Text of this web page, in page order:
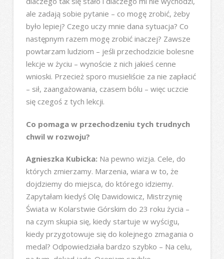
ale zadają sobie pytanie – co mogę zrobić, żeby
było lepiej? Czego uczy mnie dana sytuacja? Co
następnym razem mogę zrobić inaczej? Zawsze
powtarzam ludziom – jeśli przechodzicie bolesne
lekcje w życiu – wynoście z nich jakieś cenne
wnioski. Przecież sporo musieliście za nie zapłacić
– sił, zaangażowania, czasem bólu – więc uczcie
się czegoś z tych lekcji.
Co pomaga w przechodzeniu tych trudnych
chwil w rozwoju?
Agnieszka Kubicka: Na pewno wizja. Cele, do
których zmierzamy. Marzenia, wiara w to, że
dojdziemy do miejsca, do którego idziemy.
Zapytałam kiedyś Olę Dawidowicz, Mistrzynię
Świata w Kolarstwie Górskim do 23 roku życia –
na czym skupia się, kiedy startuje w wyścigu,
kiedy przygotowuje się do kolejnego zmagania o
medal? Odpowiedziała bardzo szybko – Na celu,